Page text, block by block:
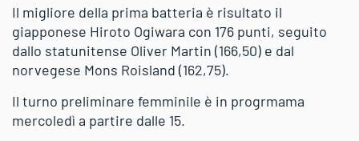
Il migliore della prima batteria è risultato il
giapponese Hiroto Ogiwara con 176 punti, seguito
dallo statunitense Oliver Martin (166,50) e dal
norvegese Mons Roisland (162,75).
Il turno preliminare femminile è in progrmama
mercoledì a partire dalle 15.